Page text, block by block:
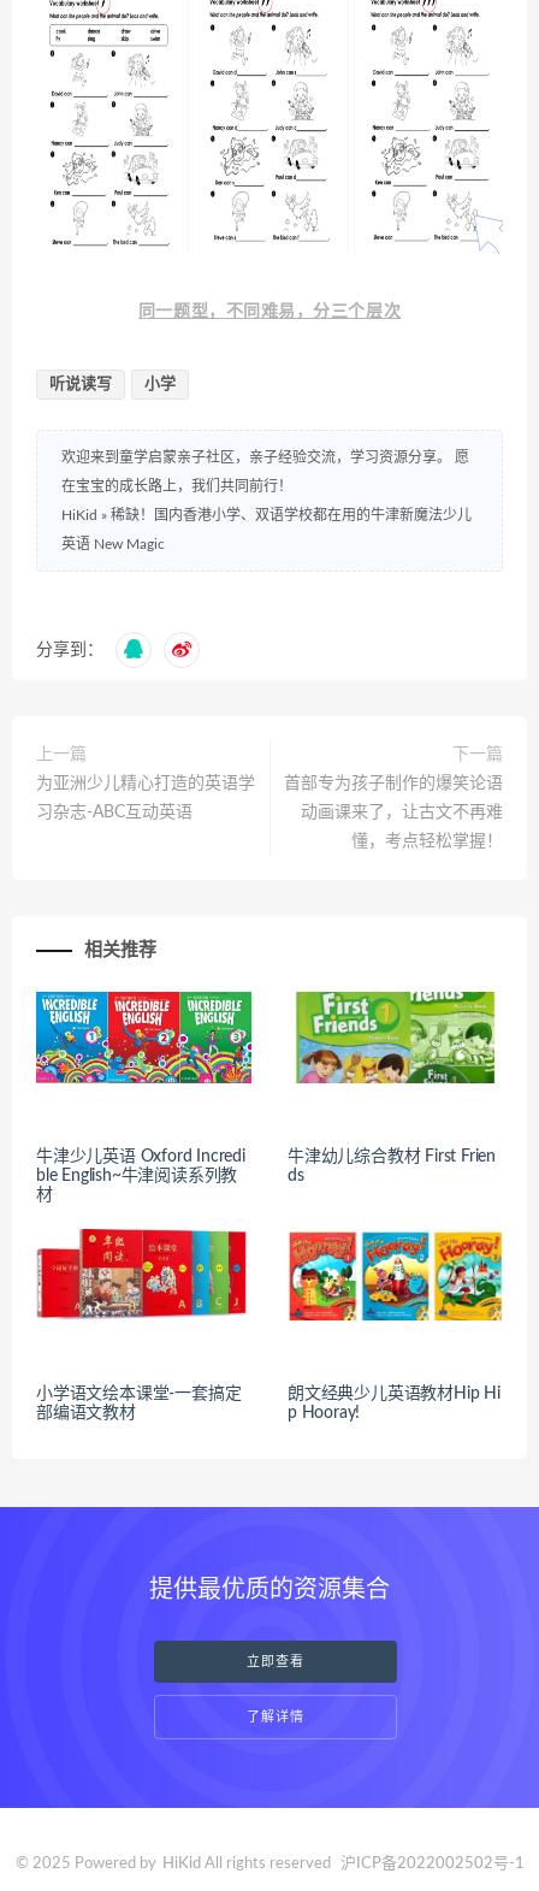
同一题型，不同难易，分三个层次
听说读写 小学
欢迎来到童学启蒙亲子社区，亲子经验交流，学习资源分享。 愿
在宝宝的成长路上，我们共同前行！
HiKid » 稀缺！国内香港小学、双语学校都在用的牛津新魔法少儿
英语 New Magic
分享到：
上一篇
为亚洲少儿精心打造的英语学
习杂志-ABC互动英语
下一篇
首部专为孩子制作的爆笑论语
动画课来了，让古文不再难
懂，考点轻松掌握！
相关推荐
牛津少儿英语 Oxford Incredi
ble English~牛津阅读系列教
材
牛津幼儿综合教材 First Frien
ds
小学语文绘本课堂-一套搞定
部编语文教材
朗文经典少儿英语教材Hip Hi
p Hooray!
提供最优质的资源集合
立即查看
了解详情
© 2025 Powered by HiKid All rights reserved 沪ICP备2022002502号-1